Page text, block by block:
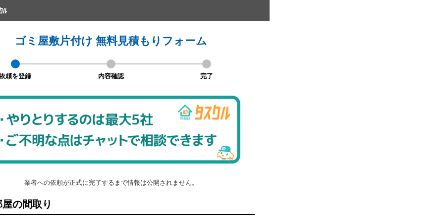
ゴミ屋敷片付け 無料見積もりフォーム
頼を登録 内容確認 完了
業者への依頼が正式に完了するまで情報は公開されません。
の間取り